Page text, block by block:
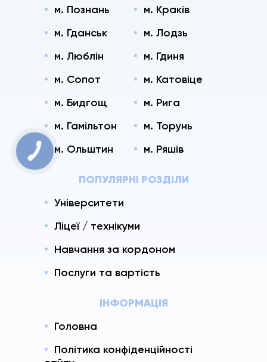
м. Познань
м. Краків
м. Гданськ
м. Лодзь
м. Люблін
м. Гдиня
м. Сопот
м. Катовіце
м. Бидгощ
м. Рига
м. Гамільтон
м. Торунь
м. Ольштин
м. Ряшів
ПОПУЛЯРНІ РОЗДІЛИ
Університети
Ліцеї / технікуми
Навчання за кордоном
Послуги та вартість
ІНФОРМАЦІЯ
Головна
Політика конфіденційності